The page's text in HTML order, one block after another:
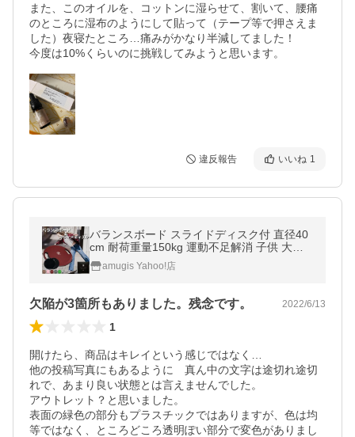
また、このオイルを、コットンに湿らせて、割いて、腰痛
のところに湿布のようにして貼って（テープ等で押さえま
した）夜寝たところ…痛みがかなり半減してました！
違反報告 いいね 1
バランスボード スライドディスク付 直径40
cm 耐荷重量150kg 運動不足解消 子供 大人
体幹トレーニング ダイエット リハビリ ケガ
予防 amugis
amugis Yahoo!店
欠陥が3箇所もありました。残念です。 2022/6/13
1
開けたら、商品はキレイという感じではなく…
他の投稿写真にもあるように　真ん中の文字は途切れ途切
れで、あまり良い状態とは言えませんでした。
アウトレット？と思いました。
表面の緑色の部分もプラスチックではありますが、色は均
等ではなく、ところどころ透明ぽい部分で変色がありまし